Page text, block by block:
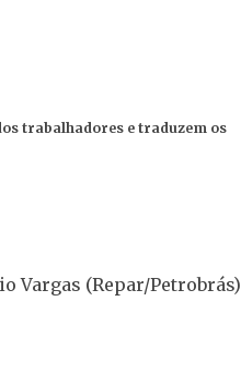
trabalhadores e traduzem os
Vargas (Repar/Petrobrás)